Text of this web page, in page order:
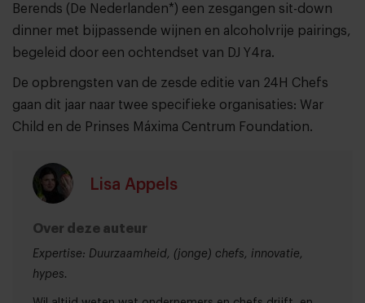
Berends (De Nederlanden*) een zesgangen sit-down
dinner met bijpassende wijnen en alcoholvrije pairings,
begeleid door een ochtendset van DJ Y4ra.
De opbrengsten van de zesde editie van 24H Chefs
gaan dit jaar naar twee specifieke organisaties: War
Child en de Prinses Máxima Centrum Foundation.
Lisa Appels
Over deze auteur
Expertise: Duurzaamheid, (jonge) chefs, innovatie,
hypes.